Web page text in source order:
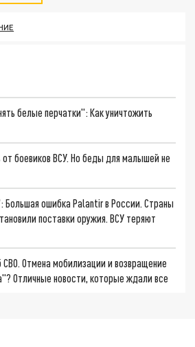
белые перчатки": Как уничтожить
боевиков ВСУ. Но беды для малышей не
Большая ошибка Palantir в России. Страны
поставки оружия. ВСУ теряют
СВО. Отмена мобилизации и возвращение
Отличные новости, которые ждали все